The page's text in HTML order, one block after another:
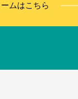
ムはこちら